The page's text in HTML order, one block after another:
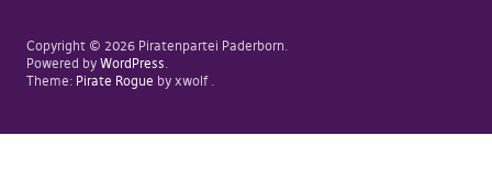
Copyright © 2026 Piratenpartei Paderborn
Powered by WordPress
Theme: Pirate Rogue by xwolf